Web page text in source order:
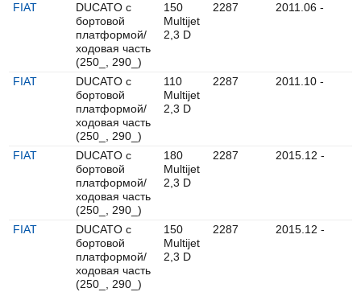
FIAT
DUCATO c
бортовой
платформой/
ходовая часть
(250_, 290_)
150
Multijet
2,3 D
2287 2011.06 -
FIAT
DUCATO c
бортовой
платформой/
ходовая часть
(250_, 290_)
110
Multijet
2,3 D
2287 2011.10 -
FIAT
DUCATO c
бортовой
платформой/
ходовая часть
(250_, 290_)
180
Multijet
2,3 D
2287 2015.12 -
FIAT
DUCATO c
бортовой
платформой/
ходовая часть
(250_, 290_)
150
Multijet
2,3 D
2287 2015.12 -